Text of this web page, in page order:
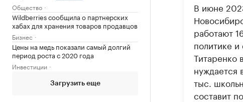
Общество
Wildberries сообщила о партнерских
хабах для хранения товаров продавцов
Бизнес
Цены на медь показали самый долгий
период роста с 2020 года
Инвестиции
Загрузить еще
В июне
работают
политике
Титаренко
нуждается
тыс.
составит